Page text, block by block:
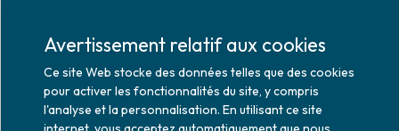
Fax. 01 47 55 03 61
Horaires d'ouverture
Lundi : 10h30 - 20h00
Mardi au vendredi : 9h00 -
20h00
Venir en bus
Jean Monet : ligne 52.
Avertissement relatif aux cookies
Ce site Web stocke des données telles que des cookies
pour activer les fonctionnalités du site, y compris
l'analyse et la personnalisation. En utilisant ce site